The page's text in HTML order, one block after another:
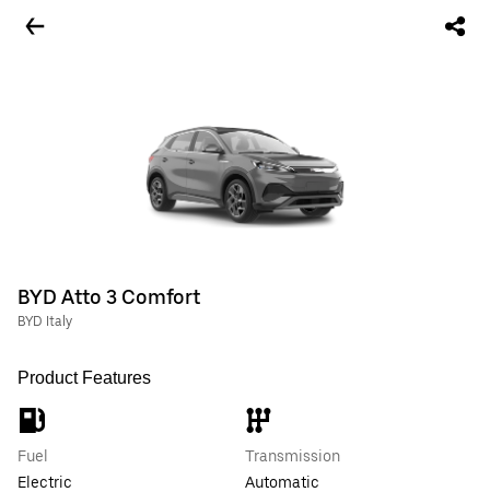
BYD Atto 3 Comfort
BYD Italy
Product Features
Fuel
Electric
Transmission
Automatic